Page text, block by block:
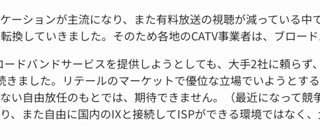
ーションが主流になり、また有料放送の視聴が減っている中
換していきました。そのため各地のCATV事業者は、ブロー
ドバンドサービスを提供しようとしても、大手2社に頼ら
ました。リテールのマーケットで優位な立場でいようとす
い自由放任のもとでは、期待できません。（最近になって
、また自由に国内のIXと接続してISPができる環境ではなく